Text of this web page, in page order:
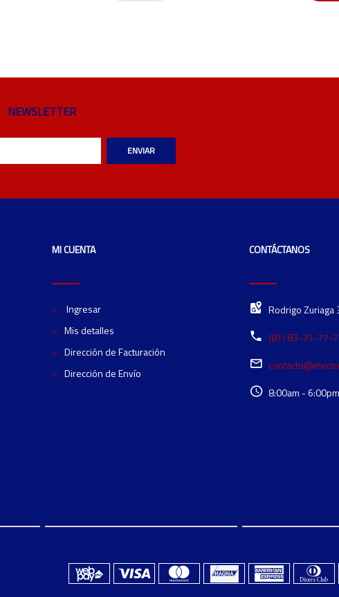
NEWSLETTER
ENVIAR
MI CUENTA
Ingresar
Mis detalles
Dirección de Facturación
Dirección de Envío
CONTÁCTANOS
Rodrigo Zuriaga
(81) 83-31-77-
8:00am - 6:00pm